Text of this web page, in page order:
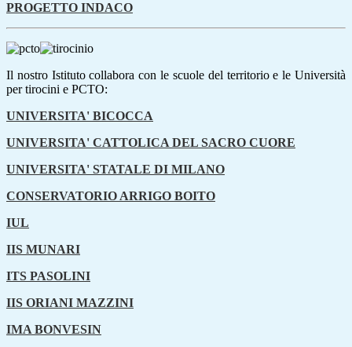
PROGETTO INDACO
Il nostro Istituto collabora con le scuole del territorio e le Università
per tirocini e PCTO:
UNIVERSITA' BICOCCA
UNIVERSITA' CATTOLICA DEL SACRO CUORE
UNIVERSITA' STATALE DI MILANO
CONSERVATORIO ARRIGO BOITO
IUL
IIS MUNARI
ITS PASOLINI
IIS ORIANI MAZZINI
IMA BONVESIN